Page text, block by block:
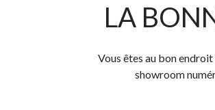
LA
Vous êtes au bon
showroom